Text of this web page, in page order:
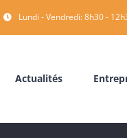
Lundi - Vendredi: 8h30 -
Actualités